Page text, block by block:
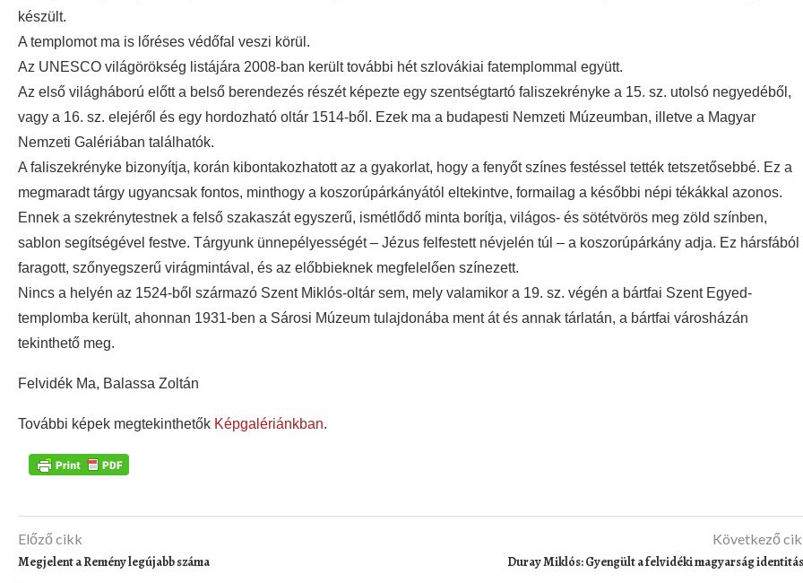
készült.
A templomot ma is lőréses védőfal veszi körül.
Az UNESCO világörökség listájára 2008-ban került további hét szlovákiai fatemplommal együtt.
Az első világháború előtt a belső berendezés részét képezte egy szentségtartó faliszekrényke a 15. sz. utolsó negyedéből,
vagy a 16. sz. elejéről és egy hordozható oltár 1514-ből. Ezek ma a budapesti Nemzeti Múzeumban, illetve a Magyar
Nemzeti Galériában találhatók.
A faliszekrényke bizonyítja, korán kibontakozhatott az a gyakorlat, hogy a fenyőt színes festéssel tették tetszetősebbé. Ez a
megmaradt tárgy ugyancsak fontos, minthogy a koszorúpárkányától eltekintve, formailag a későbbi népi tékákkal azonos.
Ennek a szekrénytestnek a felső szakaszát egyszerű, ismétlődő minta borítja, világos- és sötétvörös meg zöld színben,
sablon segítségével festve. Tárgyunk ünnepélyességét – Jézus felfestett névjelén túl – a koszorúpárkány adja. Ez hársfából
faragott, szőnyegszerű virágmintával, és az előbbieknek megfelelően színezett.
Nincs a helyén az 1524-ből származó Szent Miklós-oltár sem, mely valamikor a 19. sz. végén a bártfai Szent Egyed-
templomba került, ahonnan 1931-ben a Sárosi Múzeum tulajdonába ment át és annak tárlatán, a bártfai városházán
tekinthető meg.
Felvidék Ma, Balassa Zoltán
További képek megtekinthetők Képgalériánkban.
Előző cikk
Megjelent a Remény legújabb száma
Következő
Duray Miklós: Gyengült a felvidéki magyarság